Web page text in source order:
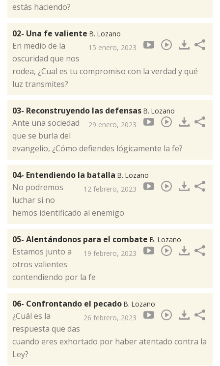
estás haciendo?
02- Una fe valiente B. Lozano
15 enero, 2023
En medio de la
oscuridad que nos
rodea, ¿Cual es tu compromiso con la verdad y qué
luz transmites?
03- Reconstruyendo las defensas B. Lozano
29 enero, 2023
Ante una sociedad
que se burla del
evangelio, ¿Cómo defiendes lógicamente la fe?
04- Entendiendo la batalla B. Lozano
12 febrero, 2023
No podremos
luchar si no
hemos identificado al enemigo
05- Alentándonos para el combate B. Lozano
19 febrero, 2023
Estamos junto a
otros valientes
contendiendo por la fe
06- Confrontando el pecado B. Lozano
26 febrero, 2023
¿Cuál es la
respuesta que das
cuando eres exhortado por haber atentado contra la
Ley?